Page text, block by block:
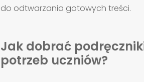
do odtwarzania gotowych treści.
Jak dobrać
potrzeb uczniów?